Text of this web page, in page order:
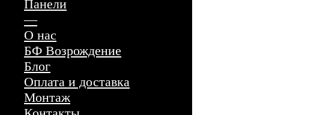
Панели
—
О нас
БФ Возрождение
Блог
Оплата и доставка
Монтаж